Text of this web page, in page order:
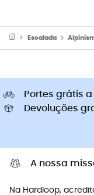
Escalada
Portes grátis
Devoluções
A nossa
Na Hardloop,